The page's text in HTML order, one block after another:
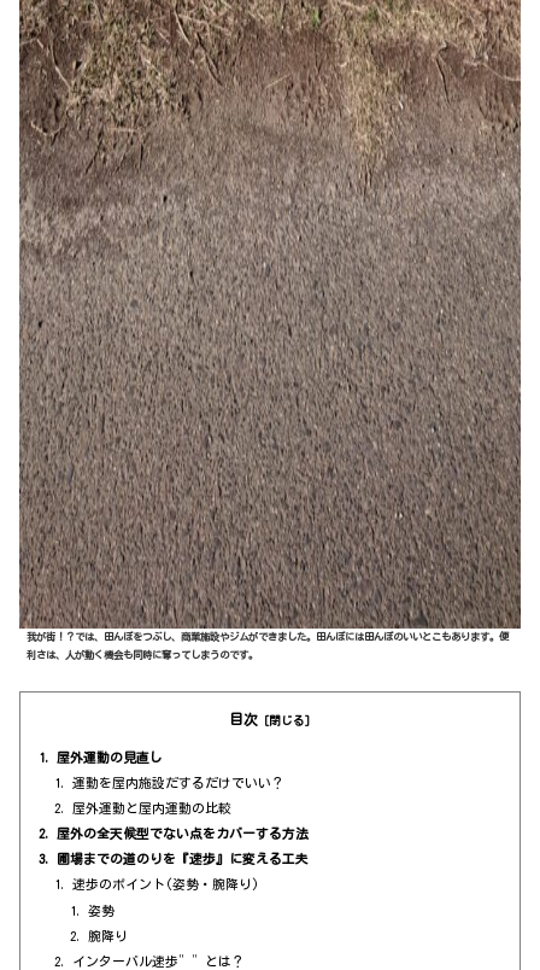
我が街！？では、田んぼをつぶし、商業施設やジムができました。田んぼには田んぼのいいとこもあります。便
利さは、人が動く機会も同時に奪ってしまうのです。
目次
屋外運動の見直し
運動を屋内施設だするだけでいい？
屋外運動と屋内運動の比較
屋外の全天候型でない点をカバーする方法
圃場までの道のりを『速歩』に変える工夫
速歩のポイント(姿勢・腕降り)
姿勢
腕降り
インターバル速歩””とは？